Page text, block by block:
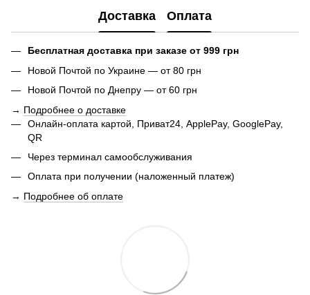
Доставка Оплата
Бесплатная доставка при заказе от 999 грн
Новой Почтой по Украине — от 80 грн
Новой Почтой по Днепру — от 60 грн
→ Подробнее о доставке
Онлайн-оплата картой, Приват24, ApplePay, GooglePay,
QR
Через терминал самообслуживания
Оплата при получении (наложенный платеж)
→ Подробнее об оплате